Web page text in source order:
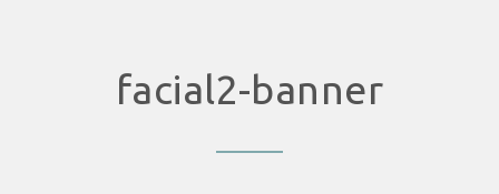
facial2-banner